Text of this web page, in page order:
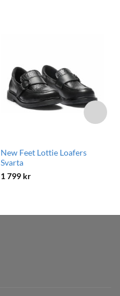
New Feet Lottie Loafers
Svarta
1 799 kr